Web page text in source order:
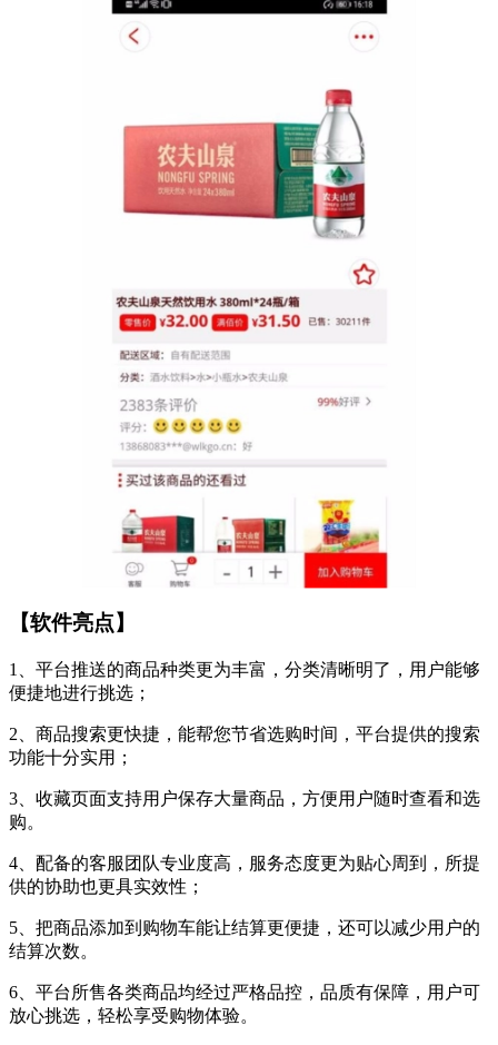
【软件亮点】
1、平台推送的商品种类更为丰富，分类清晰明了，用户能够
便捷地进行挑选；
2、商品搜索更快捷，能帮您节省选购时间，平台提供的搜索
功能十分实用；
3、收藏页面支持用户保存大量商品，方便用户随时查看和选
购。
4、配备的客服团队专业度高，服务态度更为贴心周到，所提
供的协助也更具实效性；
5、把商品添加到购物车能让结算更便捷，还可以减少用户的
结算次数。
6、平台所售各类商品均经过严格品控，品质有保障，用户可
放心挑选，轻松享受购物体验。